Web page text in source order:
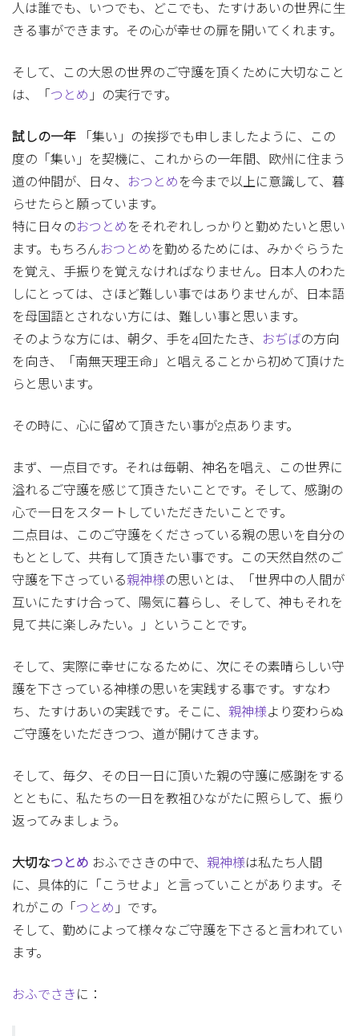
人は誰でも、いつでも、どこでも、たすけあいの世界に生
きる事ができます。その心が幸せの扉を開いてくれます。
そして、この大恩の世界のご守護を頂くために大切なこと
は、「 つとめ 」の実行です。
試しの一年 「集い」の挨拶でも申しましたように、この
度の「集い」を契機に、これからの一年間、欧州に住まう
道の仲間が、日々、
おつとめ を今まで以上に意識して、暮
らせたらと願っています。
特に日々のおつとめ をそれぞれしっかりと勤めたいと思い
ます。もちろんおつとめ を勤めるためには、みかぐらうた
を覚え、手振りを覚えなければなりません。日本人のわた
しにとっては、さほど難しい事ではありませんが、日本語
を母国語とされない方には、難しい事と思います。
そのような方には、朝夕、手を4回たたき、
おぢばの方向
を向き、「南無天理王命」と唱えることから初めて頂けた
らと思います。
その時に、心に留めて頂きたい事が2点あります。
まず、一点目です。それは毎朝、神名を唱え、この世界に
溢れるご守護を感じて頂きたいことです。そして、感謝の
心で一日をスタートしていただきたいことです。
二点目は、このご守護をくださっている親の思いを自分の
もととして、共有して頂きたい事です。この天然自然のご
守護を下さっている親神様の思いとは、「世界中の人間が
互いにたすけ合って、陽気に暮らし、そして、神もそれを
見て共に楽しみたい。」ということです。
そして、実際に幸せになるために、次にその素晴らしい守
護を下さっている神様の思いを実践する事です。すなわ
ち、たすけあいの実践です。そこに、 親神様より変わらぬ
ご守護をいただきつつ、道が開けてきます。
そして、毎夕、その日一日に頂いた親の守護に感謝をする
とともに、私たちの一日を教祖ひながたに照らして、振り
返ってみましょう。
大切なつとめ おふでさきの中で、 親神様は私たち人間
に、具体的に「こうせよ」と言っていことがあります。そ
れがこの「 つとめ 」です。
そして、勤めによって様々なご守護を下さると言われてい
ます。
おふでさき に：